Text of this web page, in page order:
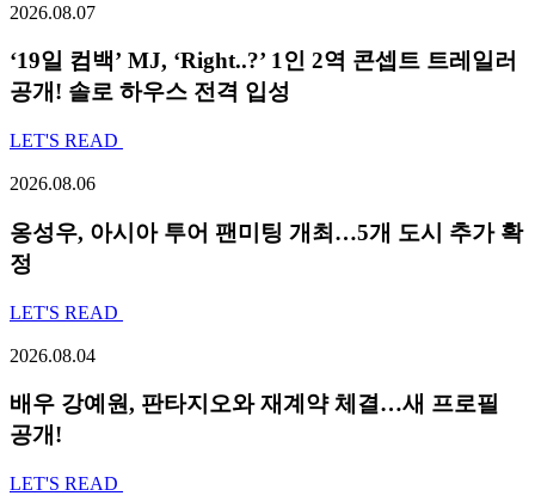
2026.08.07
‘19일 컴백’ MJ, ‘Right..?’ 1인 2역 콘셉트 트레일러
공개! 솔로 하우스 전격 입성
LET'S READ
2026.08.06
옹성우, 아시아 투어 팬미팅 개최…5개 도시 추가 확
정
LET'S READ
2026.08.04
배우 강예원, 판타지오와 재계약 체결…새 프로필
공개!
LET'S READ